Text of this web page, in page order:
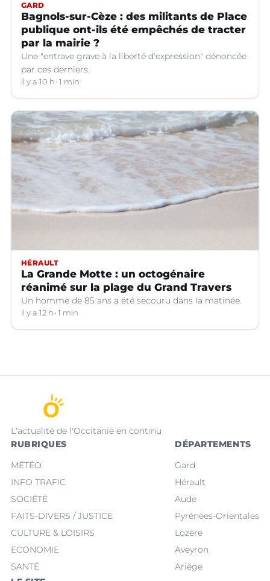
GARD
Bagnols-sur-Cèze : des militants de Place
publique ont-ils été empêchés de tracter
par la mairie ?
Une "entrave grave à la liberté d'expression" dénoncée
par ces derniers.
il y a 10 h 1 min
HÉRAULT
La Grande Motte : un octogénaire
réanimé sur la plage du Grand Travers
Un homme de 85 ans a été secouru dans la matinée.
il y a 12 h 1 min
L'actualité de l'Occitanie en continu
RUBRIQUES
MÉTÉO
INFO TRAFIC
SOCIÉTÉ
FAITS-DIVERS / JUSTICE
CULTURE & LOISIRS
ECONOMIE
SANTÉ
DÉPARTEMENTS
Gard
Hérault
Aude
Pyrénées-Orientales
Lozère
Aveyron
Ariège